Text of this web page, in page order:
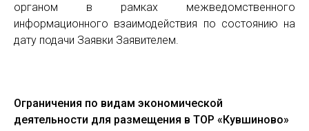
органом в рамках межведомственного
информационного взаимодействия по состоянию на
дату подачи Заявки Заявителем.
Ограничения по видам экономической
деятельности для размещения в ТОР «Кувшиново»